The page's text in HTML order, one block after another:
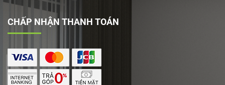
CHẤP NHẬN THANH TOÁN